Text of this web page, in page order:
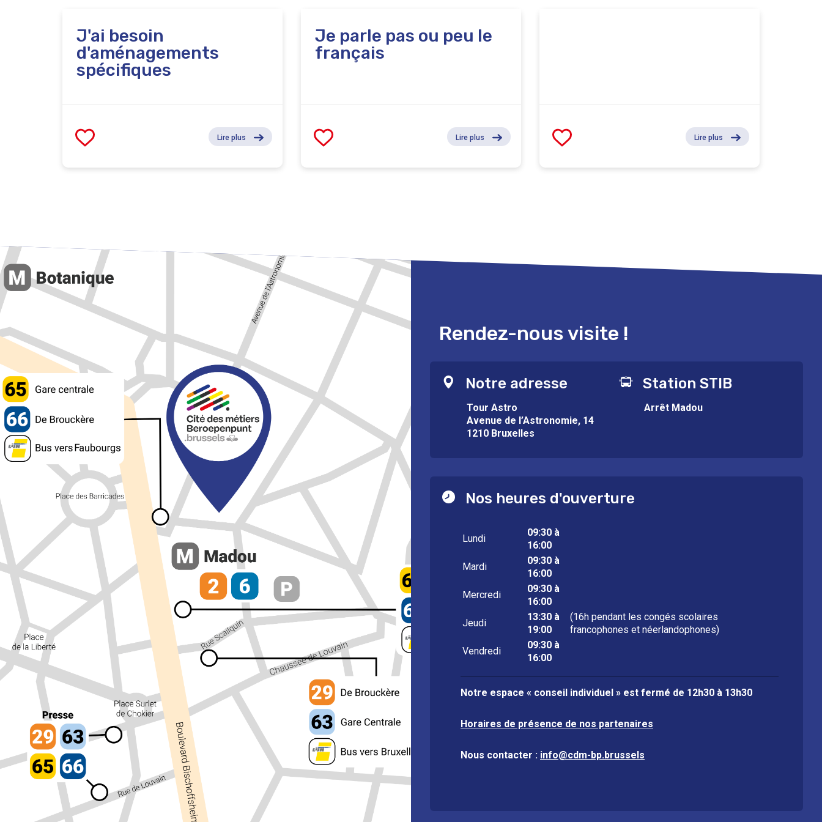
J'ai besoin
d'aménagements
spécifiques
Lire plus
Je parle pas ou peu le
français
Lire plus Lire plus
Rendez-nous visite !
Notre adresse
Tour Astro
Avenue de l’Astronomie, 14
1210 Bruxelles
Station STIB
Arrêt Madou
Nos heures d'ouverture
Lundi
09:30 à
16:00
Mardi
09:30 à
16:00
Mercredi
09:30 à
16:00
Jeudi
13:30 à
19:00
(16h pendant les congés scolaires
francophones et néerlandophones)
Vendredi
09:30 à
16:00
Notre espace « conseil individuel » est fermé de 12h30 à 13h30
Horaires de présence de nos partenaires
Nous contacter : info@cdm-bp.brussels